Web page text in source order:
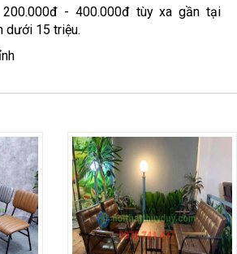
- 400.000đ tùy xa gần tại
dưới 15 triệu.